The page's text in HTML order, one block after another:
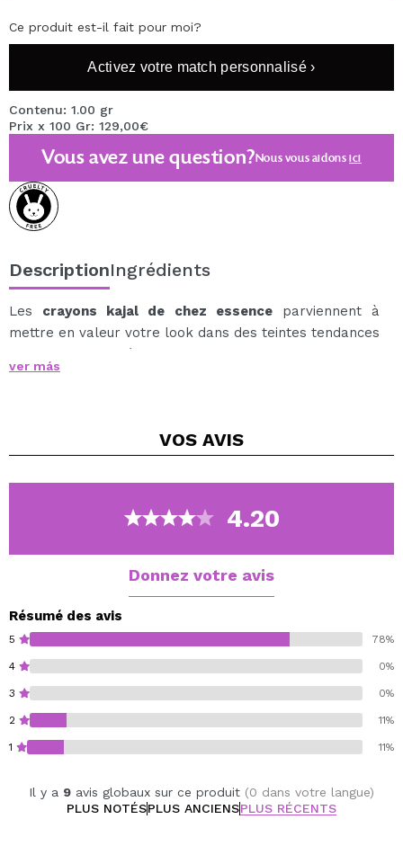
Ce produit est-il fait pour moi?
Activez votre match personnalisé ›
Contenu: 1.00 gr
Prix x 100 Gr: 129,00€
Vous avez une question?Nous vous aidonsici
DescriptionIngrédients
Les crayons kajal de chez essenceparviennent à
mettre en valeur votre look dans des teintes tendances
pour un look tout à fait unique.
Ces crayons sont faciles à appliquer grâce à leur
maquillage des yeux coloré.
Vegan.
ver más
VOS AVIS
4.20
Donnez votre avis
Résumé des avis
5 78%
4 0%
3 0%
2 11%
1 11%
Il y a 9 avis globaux sur ce produit (0 dans votre langue)
PLUS NOTÉSPLUS ANCIENSPLUS RÉCENTS